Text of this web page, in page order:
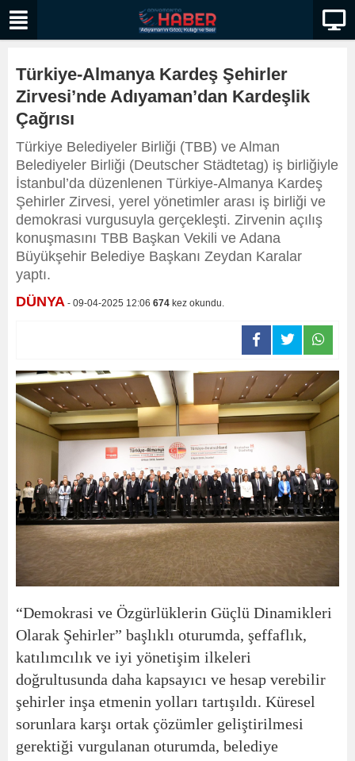
Türkiye-Almanya Kardeş Şehirler
Zirvesi’nde Adıyaman’dan Kardeşlik
Çağrısı
Türkiye Belediyeler Birliği (TBB) ve Alman
Belediyeler Birliği (Deutscher Städtetag) iş birliğiyle
İstanbul’da düzenlenen Türkiye-Almanya Kardeş
Şehirler Zirvesi, yerel yönetimler arası iş birliği ve
demokrasi vurgusuyla gerçekleşti. Zirvenin açılış
konuşmasını TBB Başkan Vekili ve Adana
Büyükşehir Belediye Başkanı Zeydan Karalar
yaptı.
DÜNYA - 09-04-2025 12:06 674 kez okundu.
“Demokrasi ve Özgürlüklerin Güçlü Dinamikleri
Olarak Şehirler” başlıklı oturumda, şeffaflık,
katılımcılık ve iyi yönetişim ilkeleri
doğrultusunda daha kapsayıcı ve hesap verebilir
şehirler inşa etmenin yolları tartışıldı. Küresel
sorunlara karşı ortak çözümler geliştirilmesi
gerektiği vurgulanan oturumda, belediye